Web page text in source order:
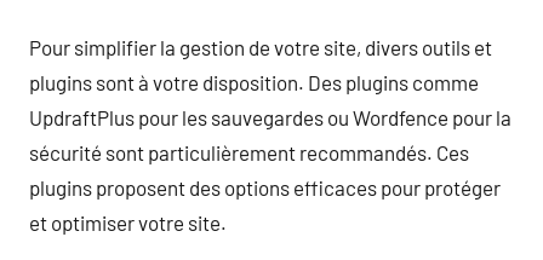
Pour simplifier la gestion de votre site, divers outils et
plugins sont à votre disposition. Des plugins comme
UpdraftPlus pour les sauvegardes ou Wordfence pour la
sécurité sont particulièrement recommandés. Ces
plugins proposent des options efficaces pour protéger
et optimiser votre site.